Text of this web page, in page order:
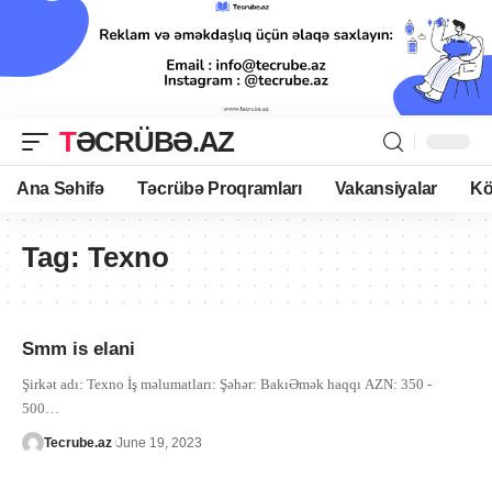
TƏCRÜBƏ.AZ
Ana Səhifə Təcrübə Proqramları Vakansiyalar
Tag: Texno
Smm is elani
Şirkət adı: Texno İş məlumatları: Şəhər: BakıƏmək haqqı AZN: 350 -
500
Tecrube.az June 19, 2023